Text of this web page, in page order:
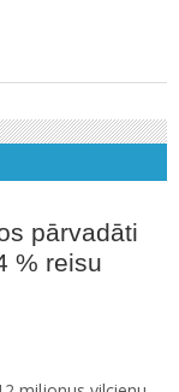
pārvadāti
% reisu